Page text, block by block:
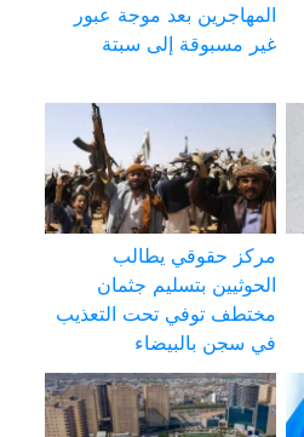
المهاجرين بعد موجة عبور
غير مسبوقة إلى سبتة
مركز حقوقي يطالب
الحوثيين بتسليم جثمان
مختطف توفي تحت التعذيب
في سجن بالبيضاء